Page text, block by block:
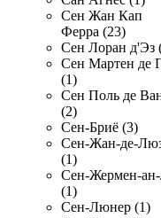
Сен Жан Кап
Ферра (23)
Сен Лоран д'Эз
Сен Мартен де
(1)
Сен Поль де
(2)
Сен-Бриё (3)
Сен-Жан-де-
(1)
Сен-Жермен-
(1)
Сен-Люнер (1)